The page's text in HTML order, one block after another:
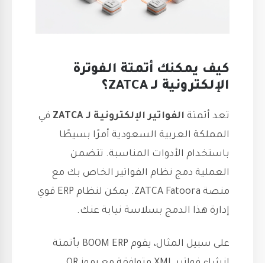
كيف يمكنك أتمتة الفوترة
الإلكترونية لـ ZATCA؟
تعد أتمتة الفواتير الإلكترونية لـ ZATCA
في
المملكة العربية السعودية أمرًا بسيطًا
باستخدام الأدوات المناسبة. تتضمن
العملية دمج نظام الفواتير الخاص بك مع
منصة ZATCA Fatoora. يمكن لنظام ERP قوي
إدارة هذا الدمج بسلاسة نيابة عنك.
على سبيل المثال، يقوم BOOM ERP بأتمتة